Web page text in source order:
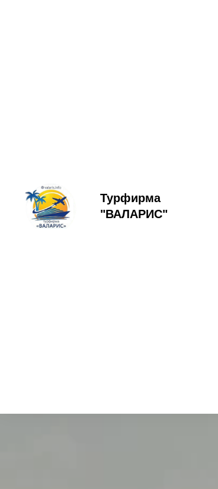
Турфирма
"ВАЛАРИС"